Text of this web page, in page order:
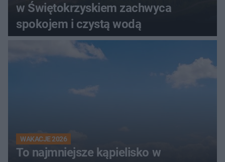
w Świętokrzyskiem zachwyca
spokojem i czystą wodą
WAKACJE 2026
To najmniejsze kąpielisko w